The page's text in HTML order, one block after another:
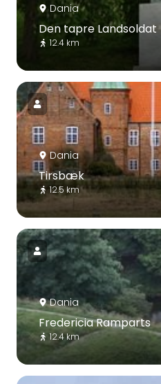
Dania
Den tapre Landsoldat
12.4 km
Dania
Tirsbæk
12.5 km
Dania
Fredericia Ramparts
12.4 km